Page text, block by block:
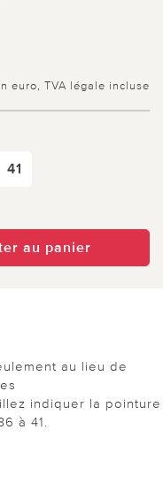
euro, TVA légale incluse
41
au panier
au lieu de
indiquer la pointure
à 41.